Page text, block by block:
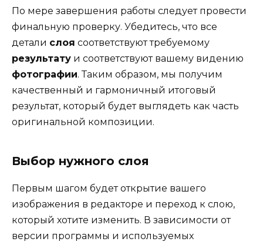
По мере завершения работы следует провести
финальную проверку. Убедитесь, что все
детали слоя соответствуют требуемому
результату и соответствуют вашему видению
фотографии. Таким образом, мы получим
качественный и гармоничный итоговый
результат, который будет выглядеть как часть
оригинальной композиции.
Выбор нужного слоя
Первым шагом будет открытие вашего
изображения в редакторе и переход к слою,
который хотите изменить. В зависимости от
версии программы и используемых